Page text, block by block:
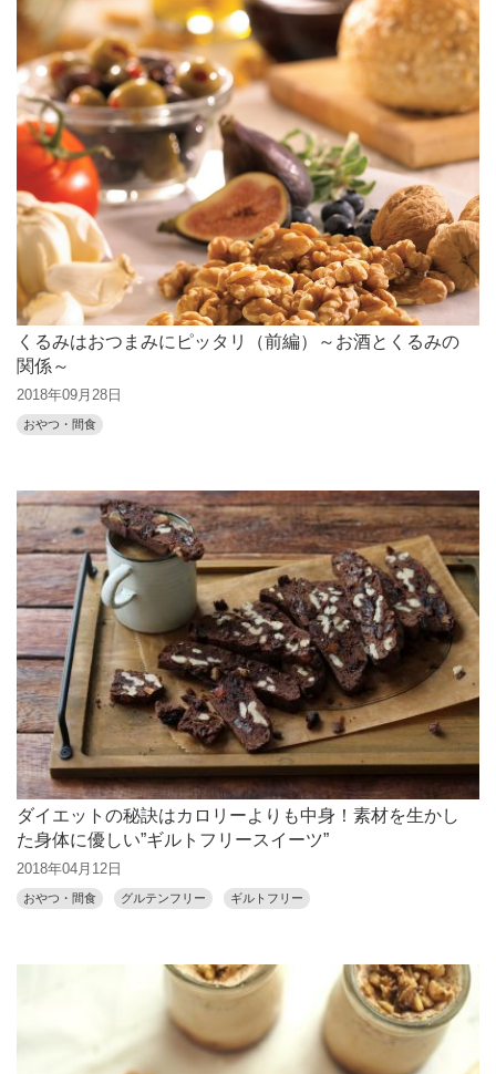
くるみはおつまみにピッタリ（前編）～お酒とくるみの
関係～
2018年09月28日
おやつ・間食
ダイエットの秘訣はカロリーよりも中身！素材を生かし
た身体に優しい”ギルトフリースイーツ”
2018年04月12日
おやつ・間食 グルテンフリー ギルトフリー